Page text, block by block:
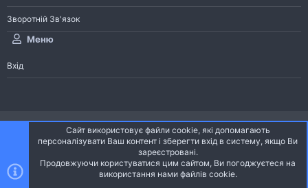
Зворотній Зв'язок
Меню
Вхід
Ніч
Українська (UA)
Community platform by XenForo® © 2010-2026 XenForo Ltd.
Community platform by XenForo © 2010-2022 XenForo Ltd. | dev: Pages
Сайт використовує файли cookie, які допомагають
персоналізувати Ваш контент і зберегти вхід в систему, якщо Ви
зареєстровані.
Продовжуючи користуватися цим сайтом, Ви погоджуєтеся на
використання нами файлів cookie.